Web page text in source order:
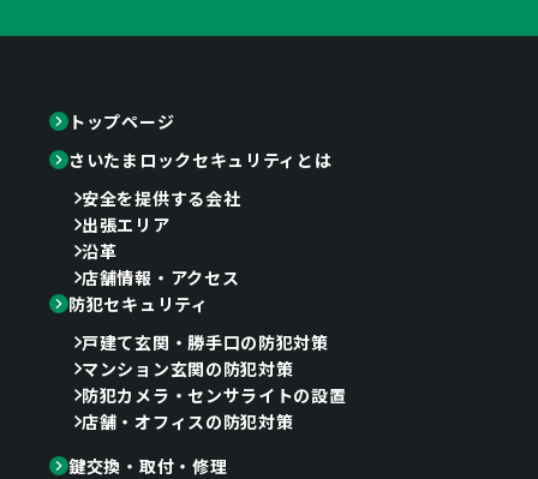
トップページ
さいたまロックセキュリティとは
安全を提供する会社
出張エリア
沿革
店舗情報・アクセス
防犯セキュリティ
戸建て玄関・勝手口の防犯対策
マンション玄関の防犯対策
防犯カメラ・センサライトの設置
店舗・オフィスの防犯対策
鍵交換・取付・修理